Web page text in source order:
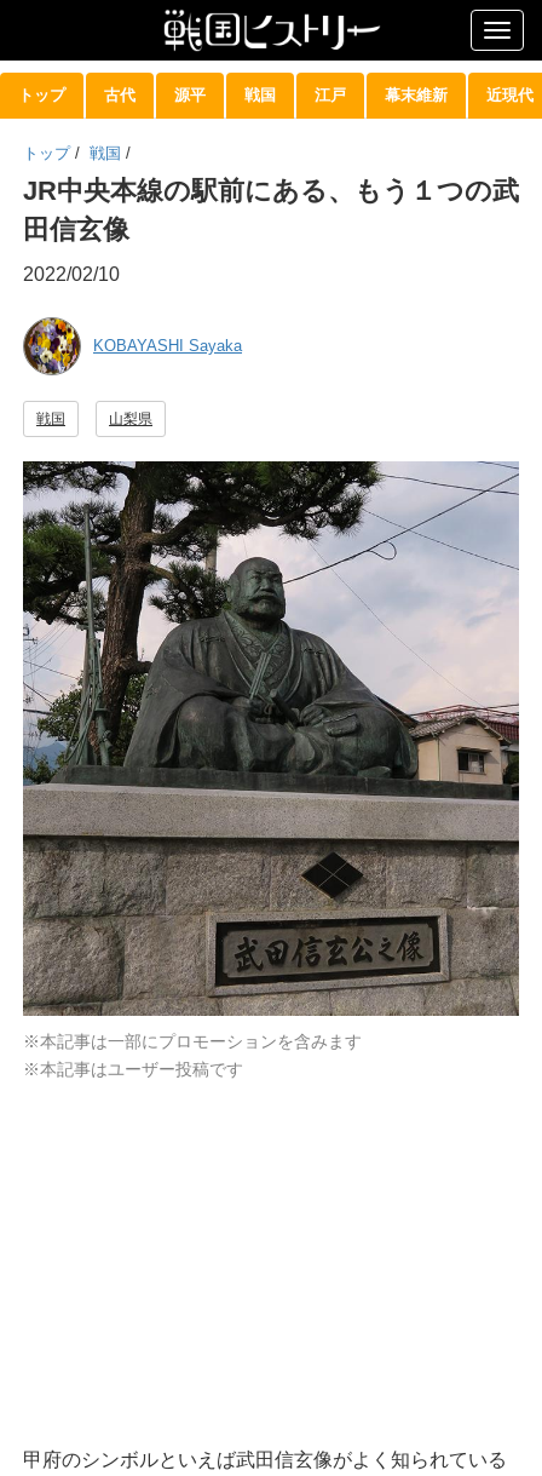
トップ 古代 源平 戦国 江戸 幕末維新 近現代
トップ / 戦国 /
JR中央本線の駅前にある、もう１つの武
田信玄像
2022/02/10
KOBAYASHI Sayaka
戦国 山梨県
※本記事は一部にプロモーションを含みます
※本記事はユーザー投稿です
甲府のシンボルといえば武田信玄像がよく知られている